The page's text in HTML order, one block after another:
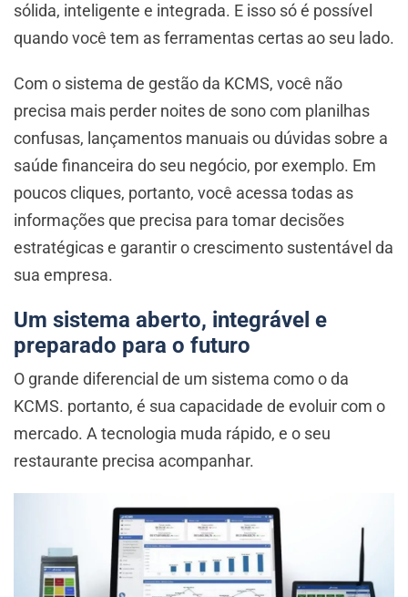
sólida, inteligente e integrada. E isso só é possível
quando você tem as ferramentas certas ao seu lado.
Com o sistema de gestão da KCMS, você não
precisa mais perder noites de sono com planilhas
confusas, lançamentos manuais ou dúvidas sobre a
saúde financeira do seu negócio, por exemplo. Em
poucos cliques, portanto, você acessa todas as
informações que precisa para tomar decisões
estratégicas e garantir o crescimento sustentável da
sua empresa.
Um sistema aberto, integrável e
preparado para o futuro
O grande diferencial de um sistema como o da
KCMS. portanto, é sua capacidade de evoluir com o
mercado. A tecnologia muda rápido, e o seu
restaurante precisa acompanhar.